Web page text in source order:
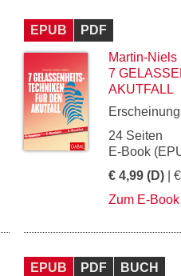
EPUB
PDF
Martin-Niels
7
AKUTFALL
24 Seiten
E-Book
€ 4,99 (D) |
Zum E-
EPUB PDF
BUCH